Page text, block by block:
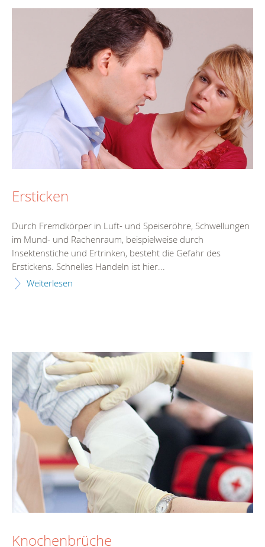
Ersticken
Durch Fremdkörper in Luft- und Speiseröhre, Schwellungen
im Mund- und Rachenraum, beispielweise durch
Insektenstiche und Ertrinken, besteht die Gefahr des
Erstickens. Schnelles Handeln ist hier...
Weiterlesen
Knochenbrüche